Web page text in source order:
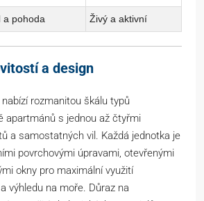
a pohoda Živý a aktivní
a design
nabízí rozmanitou škálu typů
apartmánů s jednou až čtyřmi
a samostatných vil. Každá jednotka je
povrchovými úpravami, otevřenými
okny pro maximální využití
výhledu na moře. Důraz na